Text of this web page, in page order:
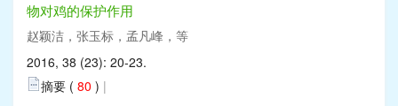
物对鸡的保护作用
赵颖洁，张玉标，孟凡峰，等
2016, 38 (23): 20-23.
摘要 ( 80 ) |